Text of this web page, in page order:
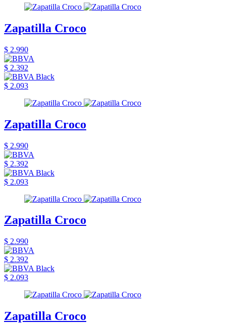
Zapatilla Croco
$ 2.990
$ 2.392
$ 2.093
Zapatilla Croco
$ 2.990
$ 2.392
$ 2.093
Zapatilla Croco
$ 2.990
$ 2.392
$ 2.093
Zapatilla Croco